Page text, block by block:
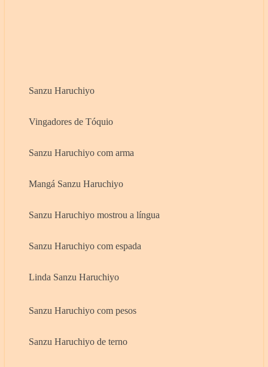
Sanzu Haruchiyo
Vingadores de Tóquio
Sanzu Haruchiyo com arma
Mangá Sanzu Haruchiyo
Sanzu Haruchiyo mostrou a língua
Sanzu Haruchiyo com espada
Linda Sanzu Haruchiyo
Sanzu Haruchiyo com pesos
Sanzu Haruchiyo de terno